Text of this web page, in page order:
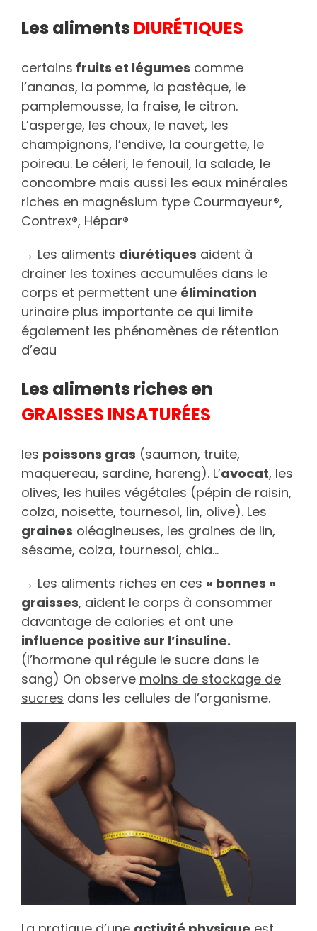
Les aliments DIURÉTIQUES
certains fruits et légumes comme
l’ananas, la pomme, la pastèque, le
pamplemousse, la fraise, le citron.
L’asperge, les choux, le navet, les
champignons, l’endive, la courgette, le
poireau. Le céleri, le fenouil, la salade, le
concombre mais aussi les eaux minérales
riches en magnésium type Courmayeur®,
Contrex®, Hépar®
→ Les aliments diurétiques aident à
drainer les toxines accumulées dans le
corps et permettent une élimination
urinaire plus importante ce qui limite
également les phénomènes de rétention
d’eau
Les aliments riches en
GRAISSES INSATURÉES
les poissons gras (saumon, truite,
maquereau, sardine, hareng). L’avocat, les
olives, les huiles végétales (pépin de raisin,
colza, noisette, tournesol, lin, olive). Les
graines oléagineuses, les graines de lin,
sésame, colza, tournesol, chia…
→ Les aliments riches en ces « bonnes »
graisses, aident le corps à consommer
davantage de calories et ont une
influence positive sur l’insuline.
(l’hormone qui régule le sucre dans le
sang) On observe moins de stockage de
sucres dans les cellules de l’organisme.